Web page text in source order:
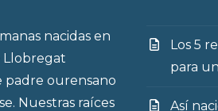
nacidas en
Llobregat
padre ourensano
Nuestras raíces
Los 5
para
Así